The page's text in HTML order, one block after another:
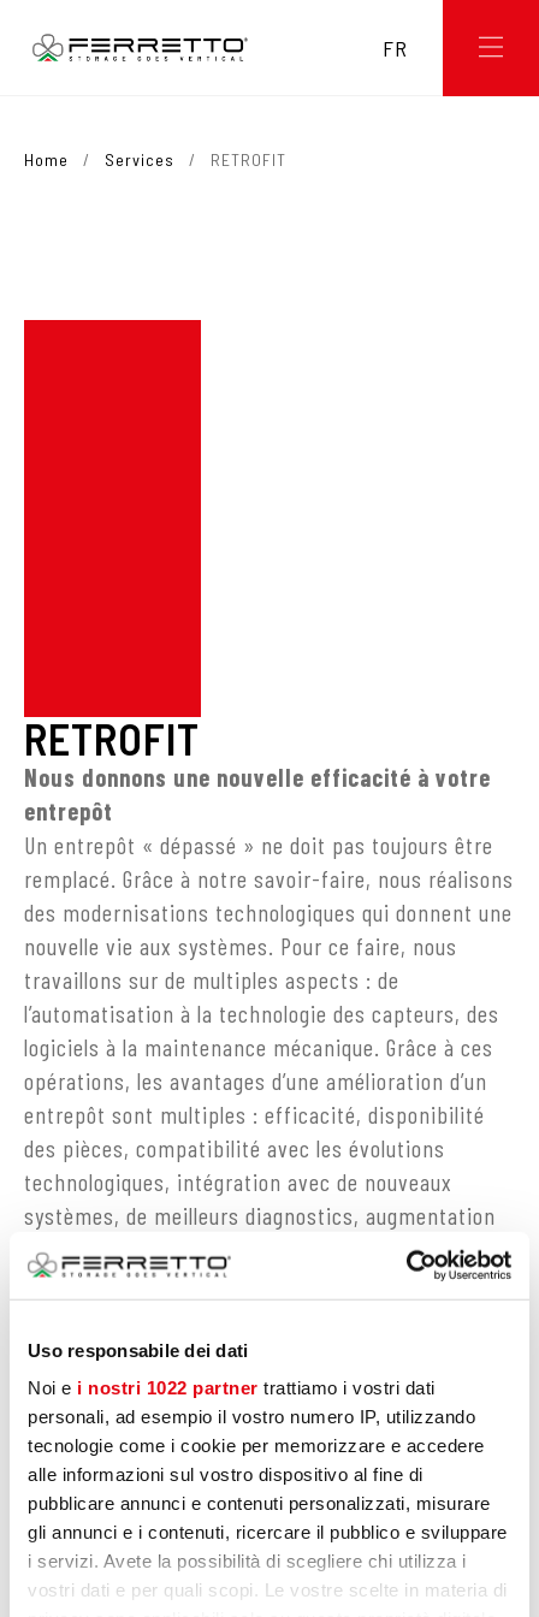
Uso responsabile dei dati
Noi e i nostri 1022 partner trattiamo i vostri dati
personali, ad esempio il vostro numero IP, utilizzando
tecnologie come i cookie per memorizzare e accedere
alle informazioni sul vostro dispositivo al fine di
pubblicare annunci e contenuti personalizzati, misurare
gli annunci e i contenuti, ricercare il pubblico e sviluppare
i servizi. Avete la possibilità di scegliere chi utilizza i
vostri dati e per quali scopi. Le vostre scelte in materia di
FR
Home / Services / RETROFIT
RETROFIT
Nous donnons une nouvelle efficacité à votre
entrepôt
Un entrepôt « dépassé » ne doit pas toujours être
remplacé. Grâce à notre savoir-faire, nous réalisons
des modernisations technologiques qui donnent une
nouvelle vie aux systèmes. Pour ce faire, nous
travaillons sur de multiples aspects : de
l’automatisation à la technologie des capteurs, des
logiciels à la maintenance mécanique. Grâce à ces
opérations, les avantages d’une amélioration d’un
entrepôt sont multiples : efficacité, disponibilité
des pièces, compatibilité avec les évolutions
technologiques, intégration avec de nouveaux
systèmes, de meilleurs diagnostics, augmentation
de la sécurité et économies d’énergie significatives.
DEMANDE D'INFORMATION
VOIR AUSSI
SERVICES PRODUITS